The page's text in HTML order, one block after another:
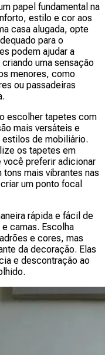
papel fundamental na
estilo e cor aos
casa alugada, opte
para o
podem ajudar a
uma sensação
menores, como
ou passadeiras
escolher tapetes com
mais versáteis e
de mobiliário.
os tapetes em
você preferir adicionar
mais vibrantes nas
um ponto focal
rápida e fácil de
camas. Escolha
e cores, mas
da decoração. Elas
e descontração ao